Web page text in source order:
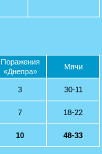
Поражения
«Днепра»
Мячи
3 30-11
7 18-22
10 48-33